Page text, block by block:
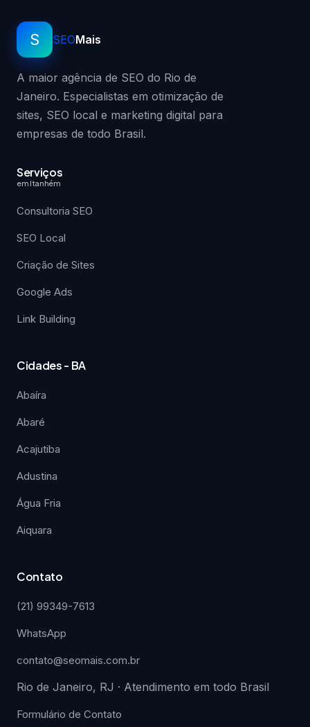
S SEOMais
A maior agência de SEO do Rio de
Janeiro. Especialistas em otimização de
sites, SEO local e marketing digital para
empresas de todo Brasil.
Serviços
em Itanhém
Consultoria SEO
SEO Local
Criação de Sites
Google Ads
Link Building
Cidades - BA
Abaíra
Abaré
Acajutiba
Adustina
Água Fria
Aiquara
Contato
(21) 99349-7613
WhatsApp
contato@seomais.com.br
Rio de Janeiro, RJ · Atendimento em todo Brasil
Formulário de Contato